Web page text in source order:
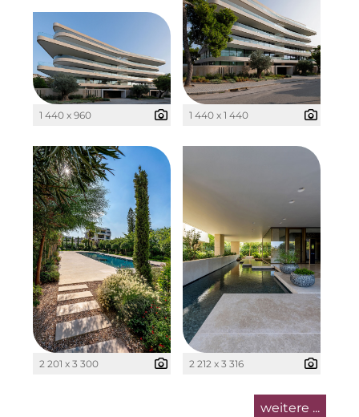
The Verse
Timber Factory
UBM Development
UNITED Benefits Holding
Vonovia
Wealthcap
WEALTHCORE Investment Management
Wemolo
XPAY
ZielstattQuartier
123C DIGITAL CONSULTING GMBH
1 440 x 960 1 440 x 1 440
2 201 x 3 300 2 212 x 3 316
weitere ...